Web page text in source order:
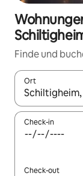
Finde und
Ort
Wenn
Check-in
Check-out